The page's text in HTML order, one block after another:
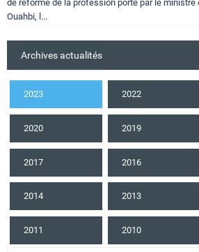
de réforme de la profession porté par le
Ouahbi, l...
Archives actualités
2023 2022
2020 2019
2017 2016
2014 2013
2011 2010